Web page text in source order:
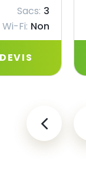
Sacs: 3
Wi-Fi: Non